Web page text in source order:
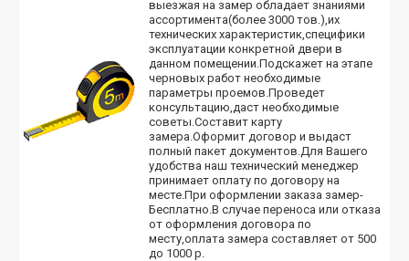
выезжая на замер обладает знаниями
ассортимента(более 3000 тов.),их
технических характеристик,специфики
эксплуатации конкретной двери в
данном помещении.Подскажет на этапе
черновых работ необходимые
параметры проемов.Проведет
консультацию,даст необходимые
советы.Составит карту
замера.Оформит договор и выдаст
полный пакет документов.Для Вашего
удобства наш технический менеджер
принимает оплату по договору на
месте.При оформлении заказа замер-
Бесплатно.В случае переноса или отказа
от оформления договора по
месту,оплата замера составляет от 500
до 1000 р.